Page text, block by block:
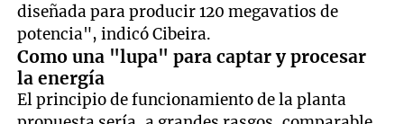
diseñada para producir 120 megavatios de
potencia", indicó Cibeira.
Como una "lupa" para captar y procesar
la energía
El principio de funcionamiento de la planta